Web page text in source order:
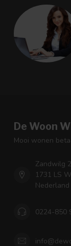
De Woon
Mooi wonen
Zandwilg
1731 LS
Nederland
0224-850